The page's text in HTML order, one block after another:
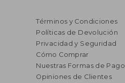
Términos y Condiciones
Políticas de Devolución
Privacidad y Seguridad
Cómo Comprar
Nuestras Formas de Pago
Opiniones de Clientes